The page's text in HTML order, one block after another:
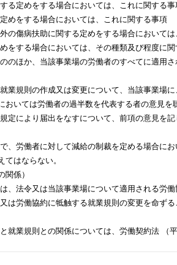
定めをする場合においては、これに関する事
をする場合においては、これに関する事項
傷病扶助に関する定めをする場合においては
する場合においては、その種類及び程度に関
ほか、当該事業場の労働者のすべてに適用
規則の作成又は変更について、当該事業場
おいては労働者の過半数を代表する者の意見を
により届出をなすについて、前項の意見を
労働者に対して減給の制裁を定める場合に
てはならない。
関係）
法令又は当該事業場について適用される労働
労働協約に牴触する就業規則の変更を命ずる
業規則との関係については、労働契約法 （